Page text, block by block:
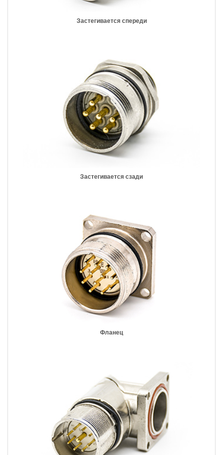
Застегивается спереди
Застегивается сзади
Фланец